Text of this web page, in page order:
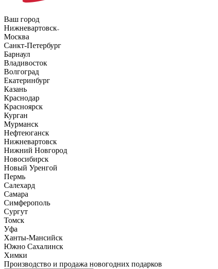
Ваш город
Нижневартовск
Москва
Санкт-Петербург
Барнаул
Владивосток
Волгоград
Екатеринбург
Казань
Краснодар
Красноярск
Курган
Мурманск
Нефтеюганск
Нижневартовск
Нижний Новгород
Новосибирск
Новый Уренгой
Пермь
Салехард
Самара
Симферополь
Сургут
Томск
Уфа
Ханты-Мансийск
Южно Сахалинск
Химки
Производство и продажа новогодних подарков